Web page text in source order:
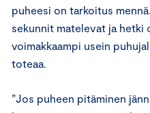
puheesi on tarkoitus
sekunnit matelevat ja hetki
voimakkaampi usein
toteaa.
”Jos puheen pitäminen